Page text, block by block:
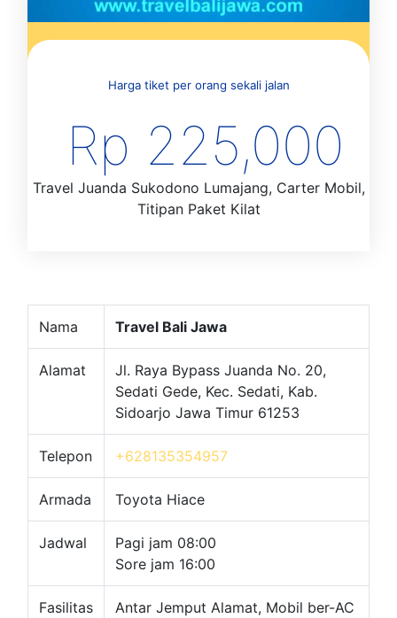
Harga tiket per orang sekali jalan
Rp 225,000
Travel Juanda Sukodono Lumajang, Carter Mobil,
Titipan Paket Kilat
Nama Travel Bali Jawa
Alamat
Jl. Raya Bypass Juanda No. 20,
Sedati Gede, Kec. Sedati, Kab.
Sidoarjo Jawa Timur 61253
Telepon +628135354957
Armada Toyota Hiace
Jadwal
Pagi jam 08:00
Sore jam 16:00
Fasilitas
Antar Jemput Alamat, Mobil ber-AC